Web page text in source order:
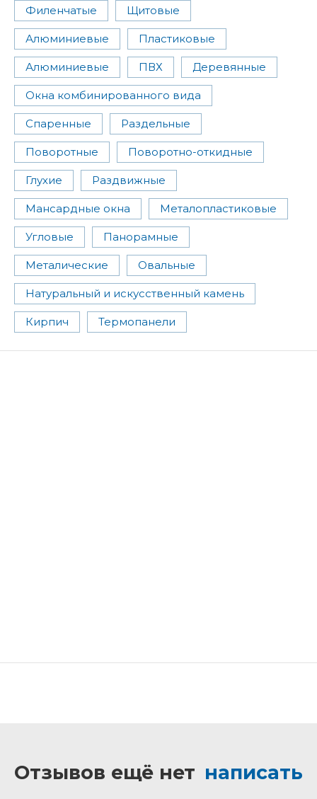
Филенчатые Щитовые
Алюминиевые Пластиковые
Алюминиевые ПВХ Деревянные
Окна комбинированного вида
Спаренные Раздельные
Поворотные Поворотно-откидные
Глухие Раздвижные
Мансардные окна Металопластиковые
Угловые Панорамные
Металические Овальные
Натуральный и искусственный камень
Кирпич Термопанели
Отзывов ещё нет написать